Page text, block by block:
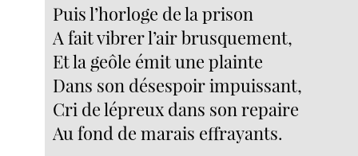
Puis l’horloge de la prison
A fait vibrer l’air brusquement,
Et la geôle émit une plainte
Dans son désespoir impuissant,
Cri de lépreux dans son repaire
Au fond de marais effrayants.